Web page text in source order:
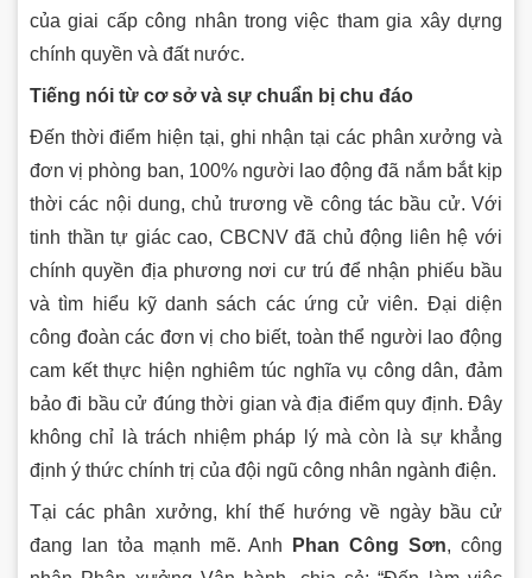
của giai cấp công nhân trong việc tham gia xây dựng
chính quyền và đất nước.
Tiếng nói từ cơ sở và sự chuẩn bị chu đáo
Đến thời điểm hiện tại, ghi nhận tại các phân xưởng và
đơn vị phòng ban, 100% người lao động đã nắm bắt kịp
thời các nội dung, chủ trương về công tác bầu cử. Với
tinh thần tự giác cao, CBCNV đã chủ động liên hệ với
chính quyền địa phương nơi cư trú để nhận phiếu bầu
và tìm hiểu kỹ danh sách các ứng cử viên. Đại diện
công đoàn các đơn vị cho biết, toàn thể người lao động
cam kết thực hiện nghiêm túc nghĩa vụ công dân, đảm
bảo đi bầu cử đúng thời gian và địa điểm quy định. Đây
không chỉ là trách nhiệm pháp lý mà còn là sự khẳng
định ý thức chính trị của đội ngũ công nhân ngành điện.
Tại các phân xưởng, khí thế hướng về ngày bầu cử
đang lan tỏa mạnh mẽ. Anh
Phan Công Sơn, công